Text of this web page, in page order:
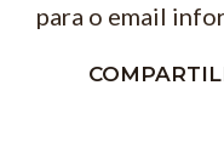
para o email